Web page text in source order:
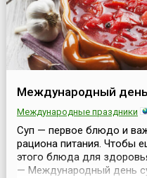
Международный день
Международные праздники
Суп — первое блюдо и
рациона питания. Чтобы
этого блюда для
— Международный день